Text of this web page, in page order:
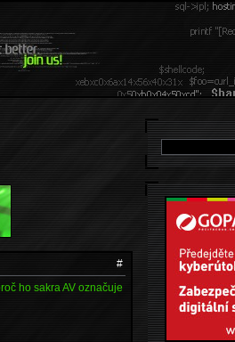
#
ho sakra AV označuje